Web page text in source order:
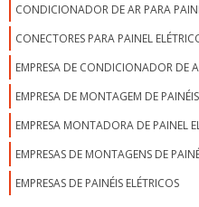
CONDICIONADOR DE AR PARA
CONECTORES PARA PAINEL
EMPRESA DE CONDICIONADOR DE
EMPRESA DE MONTAGEM DE
EMPRESA MONTADORA DE PAINEL
EMPRESAS DE MONTAGENS DE
EMPRESAS DE PAINÉIS ELÉTRICOS